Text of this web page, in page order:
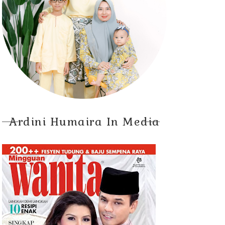
Ardini Humaira In Media